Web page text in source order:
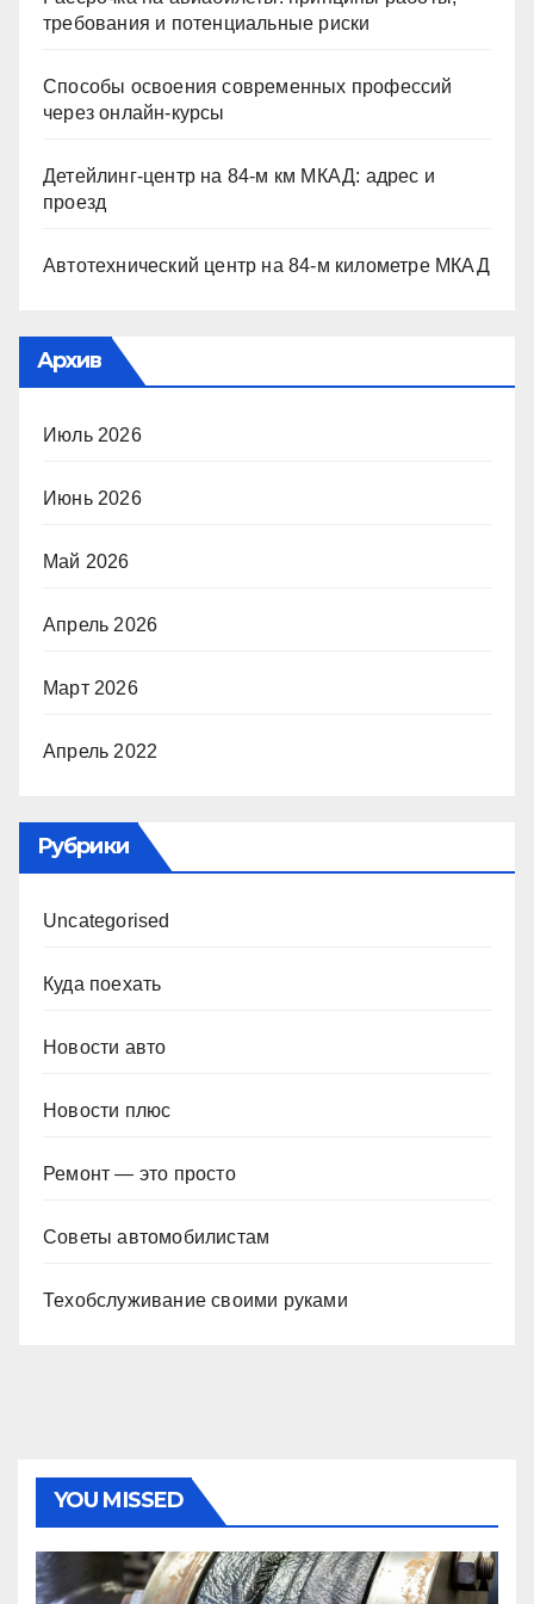
требования и потенциальные риски
Способы освоения современных профессий
через онлайн-курсы
Детейлинг-центр на 84-м км МКАД: адрес и
проезд
Автотехнический центр на 84-м километре МКАД
Архив
Июль 2026
Июнь 2026
Май 2026
Апрель 2026
Март 2026
Апрель 2022
Рубрики
Uncategorised
Куда поехать
Новости авто
Новости плюс
Ремонт — это просто
Советы автомобилистам
Техобслуживание своими руками
YOU MISSED